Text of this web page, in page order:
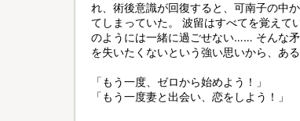
れ、術後意識が回復すると、可南子の中
てしまっていた。 波留はすべてを覚えて
のようには一緒に過ごせない…… そんな
を失いたくないという強い思いから、あ
「もう一度、ゼロから始めよう！」
「もう一度妻と出会い、恋をしよう！」